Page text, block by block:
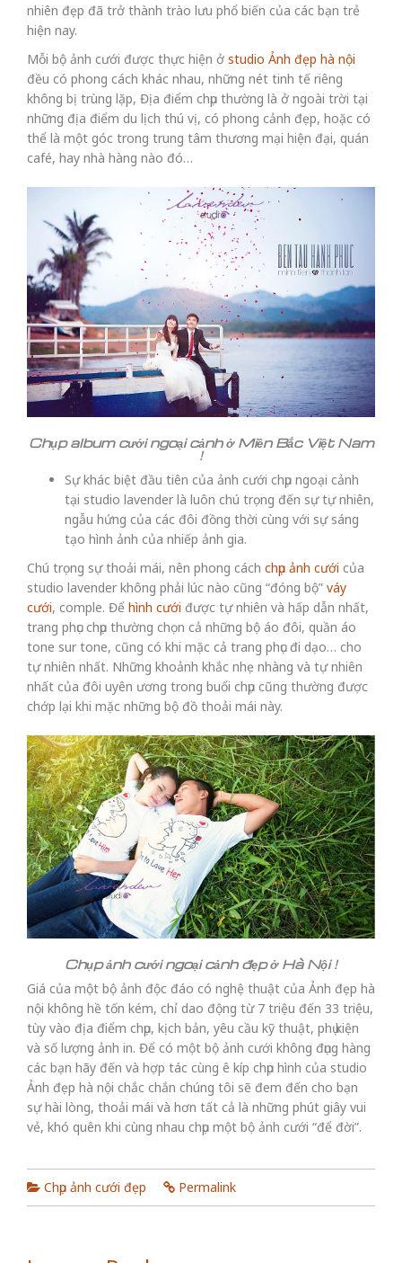
nhiên đẹp đã trở thành trào lưu phổ biến của các bạn trẻ
hiện nay.
Mỗi bộ ảnh cưới được thực hiện ở studio Ảnh đẹp hà nội
đều có phong cách khác nhau, những nét tinh tế riêng
không bị trùng lặp, Địa điểm chụp thường là ở ngoài trời tại
những địa điểm du lịch thú vị, có phong cảnh đẹp, hoặc có
thể là một góc trong trung tâm thương mại hiện đại, quán
café, hay nhà hàng nào đó…
Chụp album cưới ngoại cảnh ở Miền Bắc Việt Nam
!
Sự khác biệt đầu tiên của ảnh cưới chụp ngoại cảnh
tại studio lavender là luôn chú trọng đến sự tự nhiên,
ngẫu hứng của các đôi đồng thời cùng với sự sáng
tạo hình ảnh của nhiếp ảnh gia.
Chú trọng sự thoải mái, nên phong cách chụp ảnh cưới của
studio lavender không phải lúc nào cũng “đóng bộ” váy
cưới, comple. Để hình cưới được tự nhiên và hấp dẫn nhất,
trang phục chụp thường chọn cả những bộ áo đôi, quần áo
tone sur tone, cũng có khi mặc cả trang phục đi dạo… cho
tự nhiên nhất. Những khoảnh khắc nhẹ nhàng và tự nhiên
nhất của đôi uyên ương trong buổi chụp cũng thường được
chớp lại khi mặc những bộ đồ thoải mái này.
Chụp ảnh cưới ngoại cảnh đẹp ở Hà Nội !
Giá của một bộ ảnh độc đáo có nghệ thuật của Ảnh đẹp hà
nội không hề tốn kém, chỉ dao động từ 7 triệu đến 33 triệu,
tùy vào địa điểm chụp, kịch bản, yêu cầu kỹ thuật, phụ kiện
và số lượng ảnh in. Để có một bộ ảnh cưới không đụng hàng
các bạn hãy đến và hợp tác cùng ê kíp chụp hình của studio
Ảnh đẹp hà nội chắc chắn chúng tôi sẽ đem đến cho bạn
sự hài lòng, thoải mái và hơn tất cả là những phút giây vui
vẻ, khó quên khi cùng nhau chụp một bộ ảnh cưới “để đời”.
Chụp ảnh cưới đẹp Permalink